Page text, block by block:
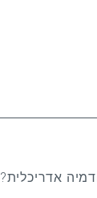
אדריכלית?